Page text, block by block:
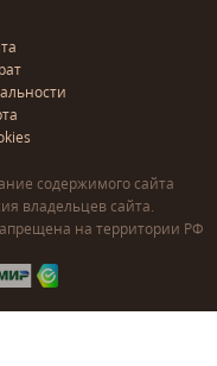
содержимого сайта
владельцев сайта.
на территории РФ